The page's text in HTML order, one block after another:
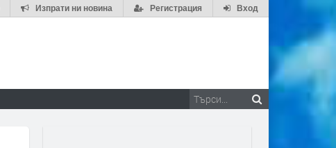
Вход
Регистрация
Изпрати ни новина